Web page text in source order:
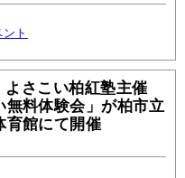
ト
よさこい柏紅塾主催
無料体験会」が柏市立
育館にて開催